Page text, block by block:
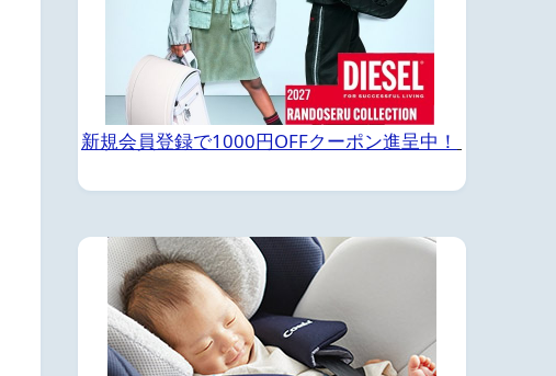
新規会員登録で1000円OFFクーポン進呈中！